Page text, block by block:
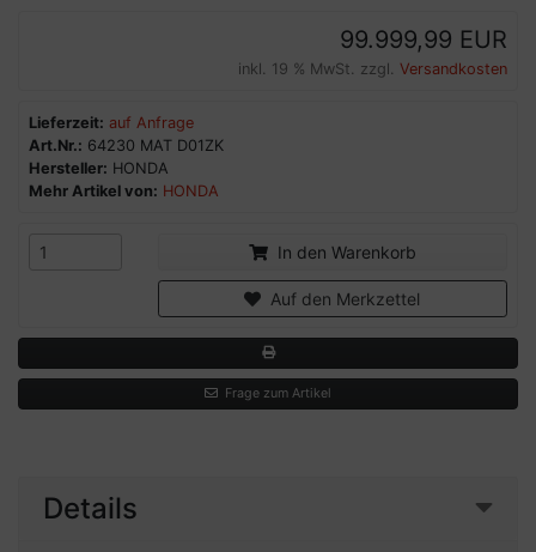
99.999,99 EUR
inkl. 19 % MwSt. zzgl. Versandkosten
Lieferzeit: auf Anfrage
Art.Nr.: 64230 MAT D01ZK
Hersteller: HONDA
Mehr Artikel von: HONDA
In den Warenkorb
Auf den Merkzettel
Frage zum Artikel
Details